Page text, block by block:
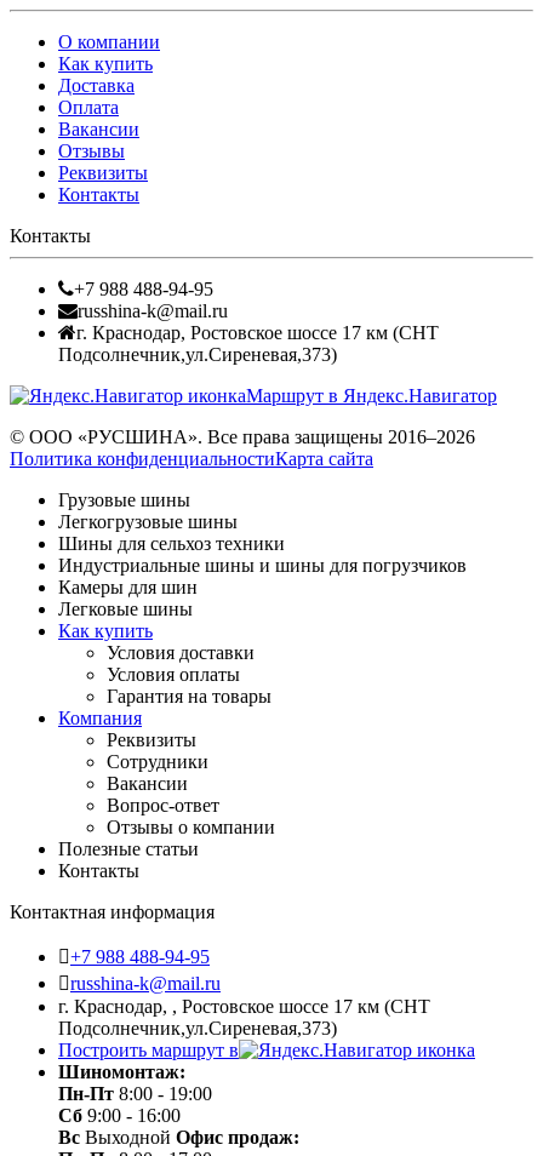
О компании
Как купить
Доставка
Оплата
Вакансии
Отзывы
Реквизиты
Контакты
Контакты
+7 988 488-94-95
russhina-k@mail.ru
г. Краснодар, Ростовское шоссе 17 км (СНТ
Подсолнечник,ул.Сиреневая,373)
Маршрут в Яндекс.Навигатор
© ООО «РУСШИНА». Все права защищены 2016–2026
Политика конфиденциальностиКарта сайта
Грузовые шины
Легкогрузовые шины
Шины для сельхоз техники
Индустриальные шины и шины для погрузчиков
Камеры для шин
Легковые шины
Как купить
Условия доставки
Условия оплаты
Гарантия на товары
Компания
Реквизиты
Сотрудники
Вакансии
Вопрос-ответ
Отзывы о компании
Полезные статьи
Контакты
Контактная информация
+7 988 488-94-95
russhina-k@mail.ru
г. Краснодар, , Ростовское шоссе 17 км (СНТ
Подсолнечник,ул.Сиреневая,373)
Построить маршрут в
Шиномонтаж:
Пн-Пт 8:00 - 19:00
Сб 9:00 - 16:00
Вс Выходной Офис продаж: